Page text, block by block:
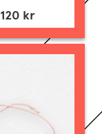
120 kr